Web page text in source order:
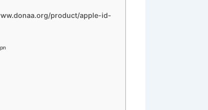
product/apple-id-